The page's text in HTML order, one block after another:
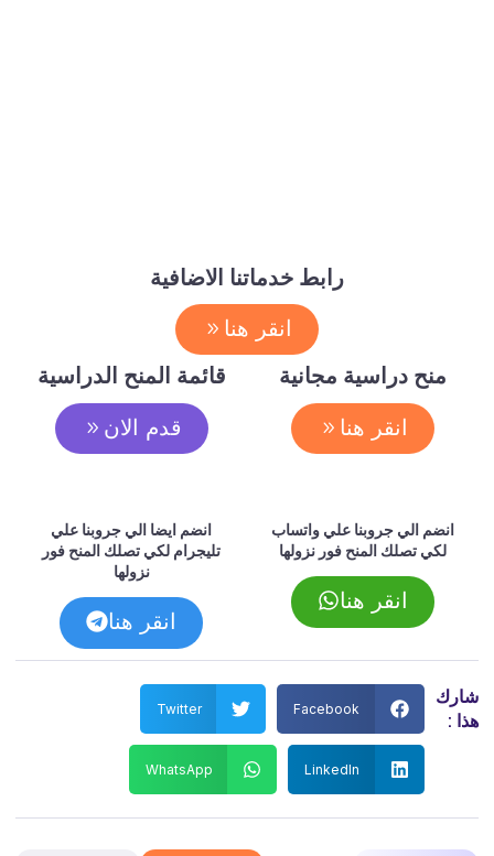
رابط خدماتنا الاضافية
انقر هنا
منح دراسية مجانية
انقر هنا
قائمة المنح الدراسية
قدم الان
انضم الي جروبنا علي واتساب
لكي تصلك المنح فور نزولها
انقر هنا
انضم ايضا الي جروبنا علي
تليجرام لكي تصلك المنح فور
نزولها
انقر هنا
شارك
هذا :
Facebook
Twitter
LinkedIn
WhatsApp